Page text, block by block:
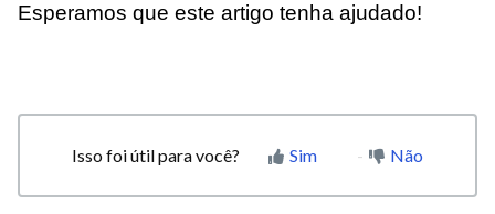
Esperamos que este artigo tenha ajudado!
Isso foi útil para você? Sim Não